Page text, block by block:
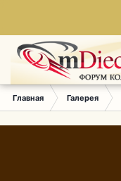
Главная Галерея